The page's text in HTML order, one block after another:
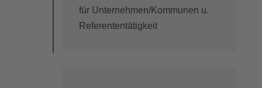
für Unternehmen/Kommunen u.
Referententätigkeit